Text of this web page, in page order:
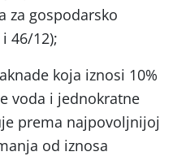
za gospodarsko
46/12);
koja iznosi 10%
voda i jednokratne
prema najpovoljnijoj
od iznosa